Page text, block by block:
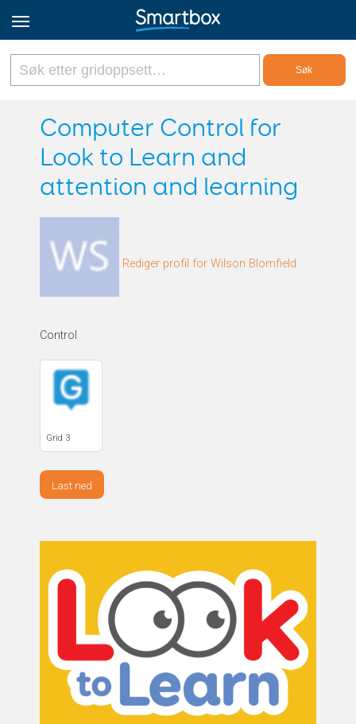
Online Grids
Logg inn
Norsk
Computer Control for
Look to Learn and
attention and learning
Rediger profil for Wilson Blomfield
Control
Grid 3
Last ned